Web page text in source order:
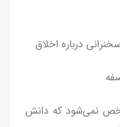
درباره اخلاق
نمی‌شود که دانش